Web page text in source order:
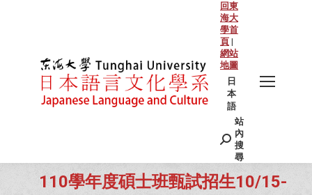
回東
海大
學首
頁 |
網站
地圖
日
本
語
Search:
站
內
搜
尋
110學年度碩士班甄試招生10/15-